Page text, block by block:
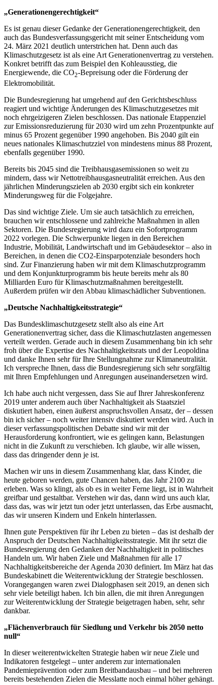
„Generationengerechtigkeit“
Es ist genau dieser Gedanke der Generationengerechtigkeit, den
auch das Bundesverfassungsgericht mit seiner Entscheidung vom
24. März 2021 deutlich unterstrichen hat. Denn auch das
Klimaschutzgesetz ist als eine Art Generationenvertrag zu verstehen.
Konkret betrifft das zum Beispiel den Kohleausstieg, die
Energiewende, die CO2-Bepreisung oder die Förderung der
Elektromobilität.
Die Bundesregierung hat umgehend auf den Gerichtsbeschluss
reagiert und wichtige Änderungen des Klimaschutzgesetzes mit
noch ehrgeizigeren Zielen beschlossen. Das nationale Etappenziel
zur Emissionsreduzierung für 2030 wird um zehn Prozentpunkte auf
minus 65 Prozent gegenüber 1990 angehoben. Bis 2040 gilt ein
neues nationales Klimaschutzziel von mindestens minus 88 Prozent,
ebenfalls gegenüber 1990.
Bereits bis 2045 sind die Treibhausgasemissionen so weit zu
mindern, dass wir Nettotreibhausgasneutralität erreichen. Aus den
jährlichen Minderungszielen ab 2030 ergibt sich ein konkreter
Minderungsweg für die Folgejahre.
Das sind wichtige Ziele. Um sie auch tatsächlich zu erreichen,
brauchen wir entschlossene und zahlreiche Maßnahmen in allen
Sektoren. Die Bundesregierung wird dazu ein Sofortprogramm
2022 vorlegen. Die Schwerpunkte liegen in den Bereichen
Industrie, Mobilität, Landwirtschaft und im Gebäudesektor – also in
Bereichen, in denen die CO2-Einsparpotenziale besonders hoch
sind. Zur Finanzierung haben wir mit dem Klimaschutzprogramm
und dem Konjunkturprogramm bis heute bereits mehr als 80
Milliarden Euro für Klimaschutzmaßnahmen bereitgestellt.
Außerdem prüfen wir den Abbau klimaschädlicher Subventionen.
„Deutsche Nachhaltigkeitsstrategie“
Das Bundesklimaschutzgesetz stellt also als eine Art
Generationenvertrag sicher, dass die Klimaschutzlasten angemessen
verteilt werden. Gerade auch in diesem Zusammenhang bin ich sehr
froh über die Expertise des Nachhaltigkeitsrats und der Leopoldina
und danke Ihnen sehr für Ihre Stellungnahme zur Klimaneutralität.
Ich verspreche Ihnen, dass die Bundesregierung sich sehr sorgfältig
mit Ihren Empfehlungen und Anregungen auseinandersetzen wird.
Ich habe auch nicht vergessen, dass Sie auf Ihrer Jahreskonferenz
2019 unter anderem auch über Nachhaltigkeit als Staatsziel
diskutiert haben, einen äußerst anspruchsvollen Ansatz, der – dessen
bin ich sicher – noch weiter intensiv diskutiert werden wird. Auch in
dieser verfassungspolitischen Debatte sind wir mit der
Herausforderung konfrontiert, wie es gelingen kann, Belastungen
nicht in die Zukunft zu verschieben. Ich glaube, wir alle wissen,
dass das dringender denn je ist.
Machen wir uns in diesem Zusammenhang klar, dass Kinder, die
heute geboren werden, gute Chancen haben, das Jahr 2100 zu
erleben. Was so klingt, als ob es in weiter Ferne liegt, ist in Wahrheit
greifbar und gestaltbar. Verstehen wir das, dann wird uns auch klar,
dass das, was wir jetzt tun oder jetzt unterlassen, das Erbe ausmacht,
das wir unseren Kindern und Enkeln hinterlassen.
Ihnen gute Perspektiven für ihr Leben zu bieten – das ist deshalb der
Anspruch der Deutschen Nachhaltigkeitsstrategie. Mit ihr setzt die
Bundesregierung den Gedanken der Nachhaltigkeit in politisches
Handeln um. Wir haben Ziele und Maßnahmen für alle 17
Nachhaltigkeitsbereiche der Agenda 2030 definiert. Im März hat das
Bundeskabinett die Weiterentwicklung der Strategie beschlossen.
Vorangegangen waren zwei Dialogphasen seit 2019, an denen sich
sehr viele beteiligt haben. Ich bin allen, die mit ihren Anregungen
zur Weiterentwicklung der Strategie beigetragen haben, sehr, sehr
dankbar.
„Flächenverbrauch für Siedlung und Verkehr bis 2050 netto
null“
In dieser weiterentwickelten Strategie haben wir neue Ziele und
Indikatoren festgelegt – unter anderem zur internationalen
Pandemieprävention oder zum Breitbandausbau – und bei mehreren
bereits bestehenden Zielen die Messlatte noch einmal höher gehängt.